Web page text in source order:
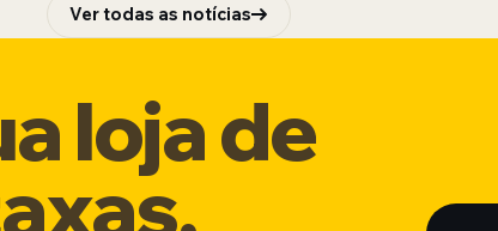
Ver todas as notícias
loja de